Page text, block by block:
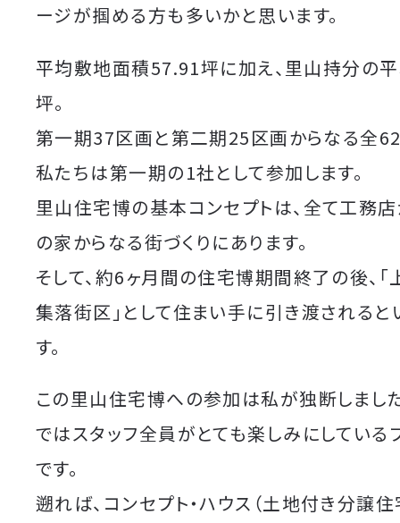
ージが掴める方も多いかと思います。
平均敷地面積57.91坪に加え、里山持分の
坪。
第一期37区画と第二期25区画からなる全
私たちは第一期の1社として参加します。
里山住宅博の基本コンセプトは、全て工務
の家からなる街づくりにあります。
そして、約6ヶ月間の住宅博期間終了の後、
集落街区」として住まい手に引き渡されると
す。
この里山住宅博への参加は私が独断しました
ではスタッフ全員がとても楽しみにしている
です。
遡れば、コンセプト・ハウス（土地付き分譲